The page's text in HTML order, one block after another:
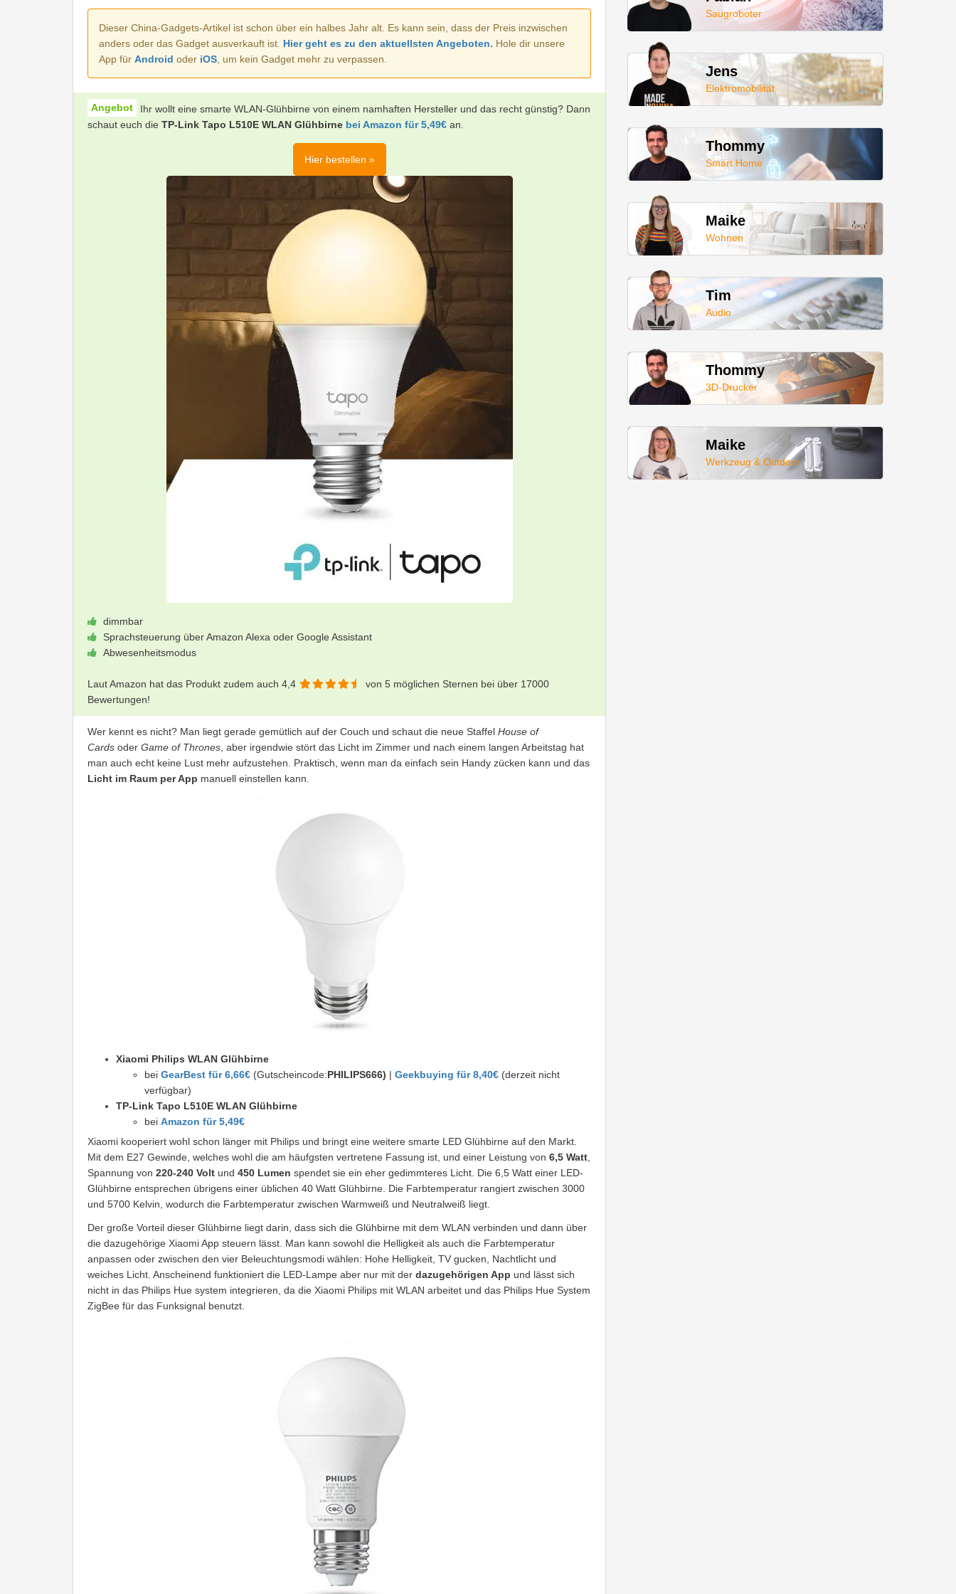
Dieser China-Gadgets-Artikel ist schon über ein halbes Jahr alt. Es kann sein, dass der Preis inzwischen
anders oder das Gadget ausverkauft ist. Hier geht es zu den aktuellsten Angeboten. Hole dir unsere
App für Android oder iOS , um kein Gadget mehr zu verpassen.
Ihr wollt eine smarte WLAN-Glühbirne von einem namhaften Hersteller und das recht günstig? Dann
schaut euch die TP-Link Tapo L510E WLAN Glühbirne bei Amazon für 5,49€ an.
Hier bestellen »
dimmbar
Sprachsteuerung über Amazon Alexa oder Google Assistant
Abwesenheitsmodus
Laut Amazon hat das Produkt zudem auch 4,4
von 5 möglichen Sternen bei über 17000
Bewertungen!
Wer kennt es nicht? Man liegt gerade gemütlich auf der Couch und schaut die neue Staffel House of
Cards oder Game of Thrones , aber irgendwie stört das Licht im Zimmer und nach einem langen Arbeitstag hat
man auch echt keine Lust mehr aufzustehen. Praktisch, wenn man da einfach sein Handy zücken kann und das
Licht im Raum per App manuell einstellen kann.
Xiaomi Philips WLAN Glühbirne
bei GearBest für 6,66€ (Gutscheincode:PHILIPS666) | Geekbuying für 8,40€ (derzeit nicht
verfügbar)
TP-Link Tapo L510E WLAN Glühbirne
bei Amazon für 5,49€
Xiaomi kooperiert wohl schon länger mit Philips und bringt eine weitere smarte LED Glühbirne auf den Markt.
Mit dem E27 Gewinde, welches wohl die am häufgsten vertretene Fassung ist, und einer Leistung von 6,5 Watt
Spannung von 220-240 Volt und 450 Lumen spendet sie ein eher gedimmteres Licht. Die 6,5 Watt einer LED-
Glühbirne entsprechen übrigens einer üblichen 40 Watt Glühbirne. Die Farbtemperatur rangiert zwischen 3000
und 5700 Kelvin, wodurch die Farbtemperatur zwischen Warmweiß und Neutralweiß liegt.
Der große Vorteil dieser Glühbirne liegt darin, dass sich die Glühbirne mit dem WLAN verbinden und dann über
die dazugehörige Xiaomi App steuern lässt. Man kann sowohl die Helligkeit als auch die Farbtemperatur
anpassen oder zwischen den vier Beleuchtungsmodi wählen: Hohe Helligkeit, TV gucken, Nachtlicht und
weiches Licht. Anscheinend funktioniert die LED-Lampe aber nur mit der dazugehörigen App und lässt sich
nicht in das Philips Hue system integrieren, da die Xiaomi Philips mit WLAN arbeitet und das Philips Hue System
ZigBee für das Funksignal benutzt.
Saugroboter
Jens
Elektromobilität
Thommy
Smart Home
Maike
Wohnen
Tim
Audio
Thommy
3D-Drucker
Maike
Werkzeug & Outdoor